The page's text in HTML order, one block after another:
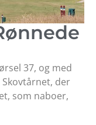
37, og med
Skovtårnet, der
som naboer,